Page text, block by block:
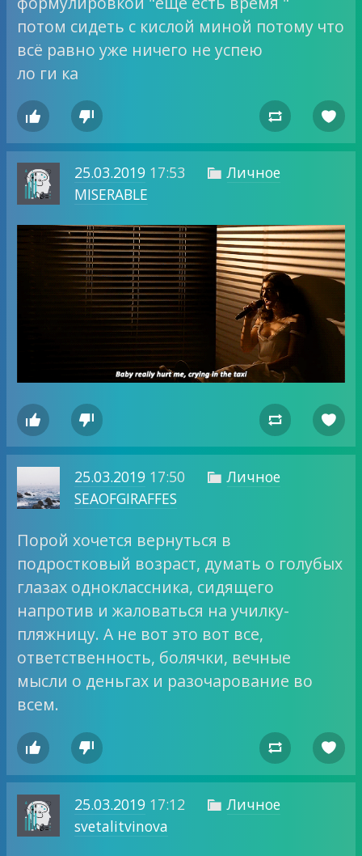
потом сидеть с кислой миной потому что
всё равно уже ничего не успею
ло ги ка
   
25.03.201917:53  Личное
MISERABLE
   
25.03.201917:50  Личное
SEAOFGIRAFFES
Порой хочется вернуться в
подростковый возраст, думать о голубых
глазах одноклассника, сидящего
напротив и жаловаться на училку-
пляжницу. А не вот это вот все,
ответственность, болячки, вечные
мысли о деньгах и разочарование во
всем.
   
25.03.201917:12  Личное
svetalitvinova